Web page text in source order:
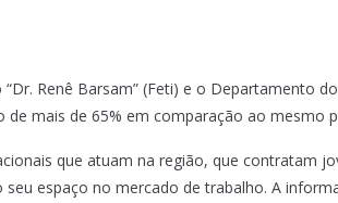
Renê Barsam” (Feti) e o Departamento
mais de 65% em comparação ao mesmo
que atuam na região, que contratam
espaço no mercado de trabalho. A